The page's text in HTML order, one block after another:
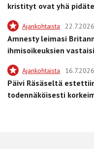
kristityt ovat yhä
Ajankohtaista 22.7.2026
Amnesty leimasi
ihmisoikeuksien
Ajankohtaista 16.7.2026
Päivi Räsäseltä
todennäköisesti